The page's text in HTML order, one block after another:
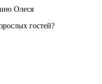
гостей?